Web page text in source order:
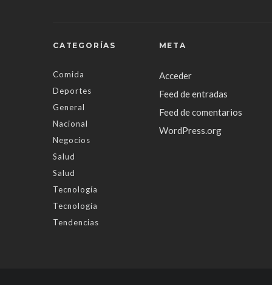
CATEGORÍAS
Comida
Deportes
General
Nacional
Negocios
Salud
Salud
Tecnología
Tecnología
Tendencias
META
Acceder
Feed de entradas
Feed de comentarios
WordPress.org